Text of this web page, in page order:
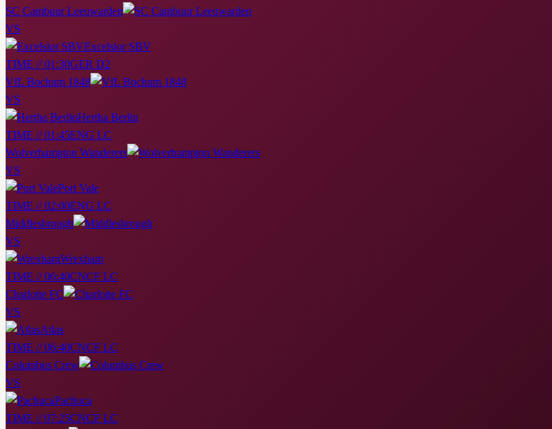
SC Cambuur Leeuwarden
VS
Excelsior SBV
TIME // 01:30GER D2
VfL Bochum 1848
VS
Hertha Berlin
TIME // 01:45ENG LC
Wolverhampton Wanderers
VS
Port Vale
TIME // 02:00ENG LC
Middlesbrough
VS
Wrexham
TIME // 06:40CNCF LC
Charlotte FC
VS
Atlas
TIME // 06:40CNCF LC
Columbus Crew
VS
Pachuca
TIME // 07:25CNCF LC